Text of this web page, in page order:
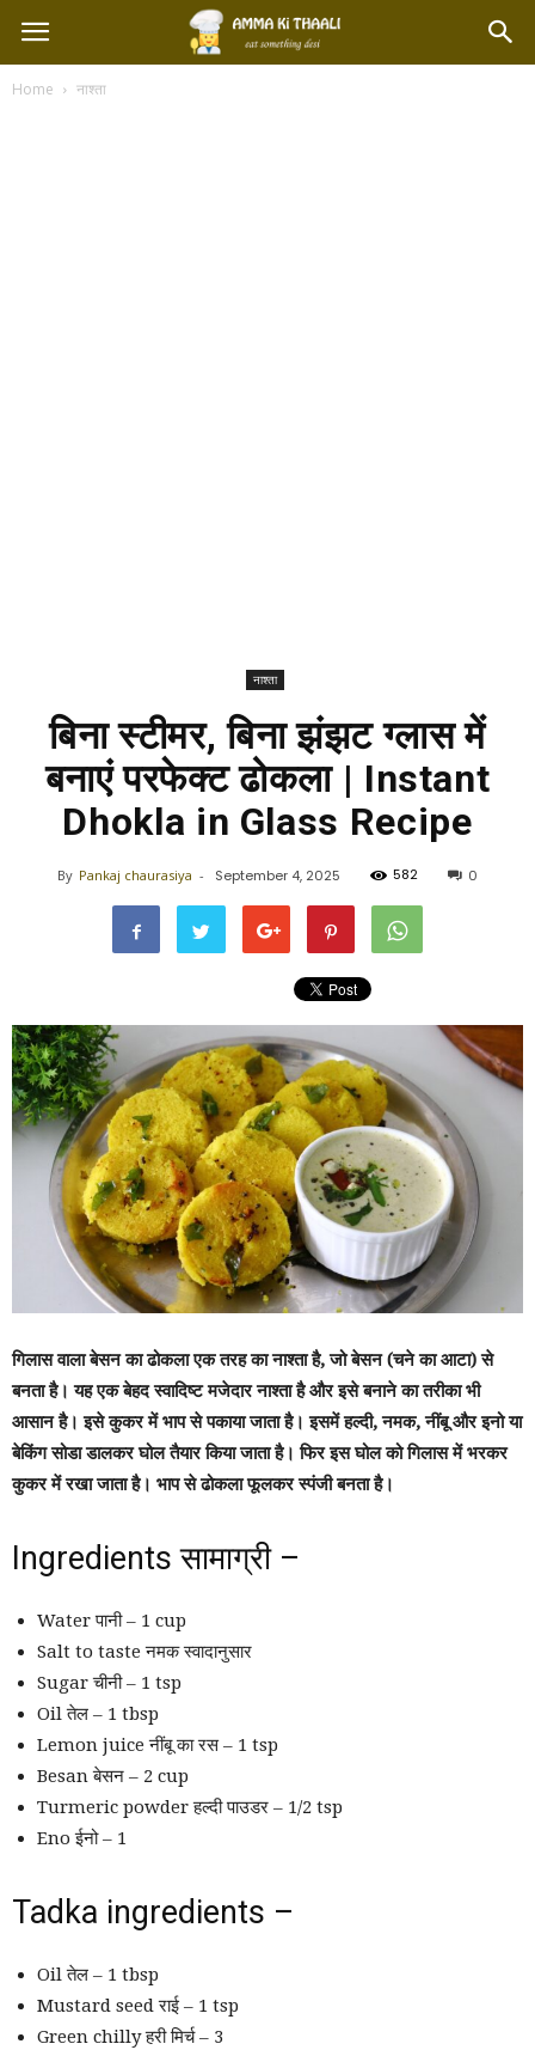
Home नाश्ता
नाश्ता
बिना स्टीमर, बिना झंझट ग्लास में
बनाएं परफेक्ट ढोकला | Instant
Dhokla in Glass Recipe
By Pankaj chaurasiya - September 4, 2025 582 0
गिलास वाला बेसन का ढोकला एक तरह का नाश्ता है, जो बेसन (चने का आटा) से
बनता है। यह एक बेहद स्वादिष्ट मजेदार नाश्ता है और इसे बनाने का तरीका भी
आसान है। इसे कुकर में भाप से पकाया जाता है। इसमें हल्दी, नमक, नींबू और इनो या
बेकिंग सोडा डालकर घोल तैयार किया जाता है। फिर इस घोल को गिलास में भरकर
कुकर में रखा जाता है। भाप से ढोकला फूलकर स्पंजी बनता है।
Ingredients सामाग्री –
Water पानी – 1 cup
Salt to taste नमक स्वादानुसार
Sugar चीनी – 1 tsp
Oil तेल – 1 tbsp
Lemon juice नींबू का रस – 1 tsp
Besan बेसन – 2 cup
Turmeric powder हल्दी पाउडर – 1/2 tsp
Eno ईनो – 1
Tadka ingredients –
Oil तेल – 1 tbsp
Mustard seed राई – 1 tsp
Green chilly हरी मिर्च – 3